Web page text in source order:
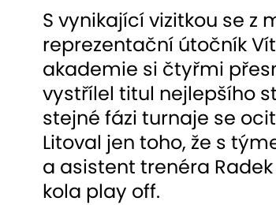
S vynikající vizitkou se z
reprezentační útočník
akademie si čtyřmi
vystřílel titul nejlepšího
stejné fázi turnaje se
Litoval jen toho, že s
a asistent trenéra
kola play off.